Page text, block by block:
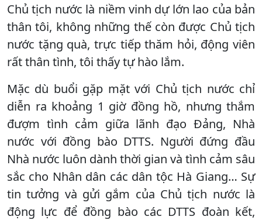
Chủ tịch nước là niềm vinh dự lớn lao của bản
thân tôi, không những thế còn được Chủ tịch
nước tặng quà, trực tiếp thăm hỏi, động viên
rất thân tình, tôi thấy tự hào lắm.
Mặc dù buổi gặp mặt với Chủ tịch nước chỉ
diễn ra khoảng 1 giờ đồng hồ, nhưng thắm
đượm tình cảm giữa lãnh đạo Đảng, Nhà
nước với đồng bào DTTS. Người đứng đầu
Nhà nước luôn dành thời gian và tình cảm sâu
sắc cho Nhân dân các dân tộc Hà Giang… Sự
tin tưởng và gửi gắm của Chủ tịch nước là
động lực để đồng bào các DTTS đoàn kết,